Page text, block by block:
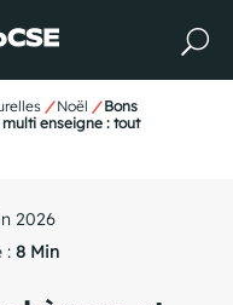
/ Noël / Bons
multi enseigne : tout
2026
: 8 Min